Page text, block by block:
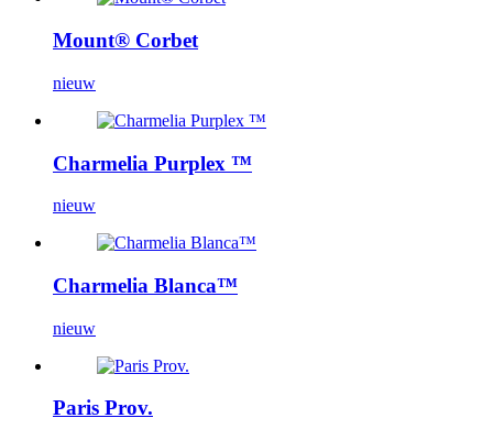
Mount® Corbet
nieuw
Charmelia Purplex ™
nieuw
Charmelia Blanca™
nieuw
Paris Prov.